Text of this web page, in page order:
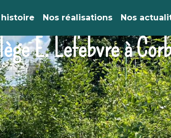
Nos réalisations Nos
E. Lefebvre à